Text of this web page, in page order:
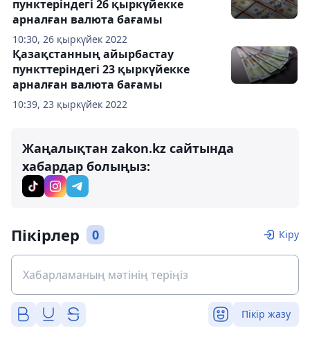
10:30, 26 қыркүйек 2022
пунктеріндегі 26 қыркүйекке
арналған валюта бағамы
10:39, 23 қыркүйек 2022
Қазақстанның айырбастау
пункттеріндегі 23 қыркүйекке
арналған валюта бағамы
Жаңалықтан zakon.kz сайтында
хабардар болыңыз:
Пікірлер 0 Кіру
Пікір жазу